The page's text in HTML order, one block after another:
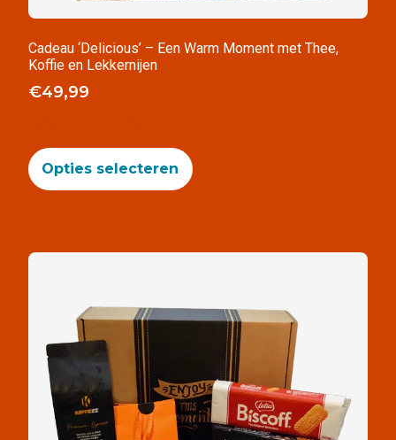
Cadeau ‘Delicious’ – Een Warm Moment met Thee,
Koffie en Lekkernijen
€49,99
Opties selecteren